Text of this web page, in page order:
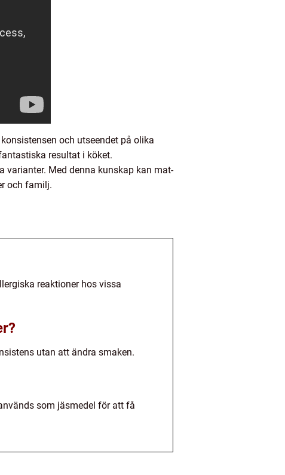
och utseendet på olika
resultat i köket.
Med denna kunskap kan mat-
och familj.
reaktioner hos vissa
utan att ändra smaken.
som jäsmedel för att få